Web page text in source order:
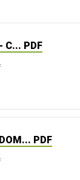
C... PDF
PDF